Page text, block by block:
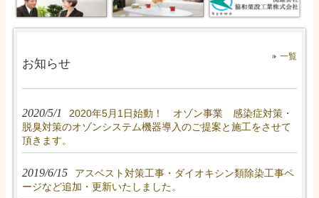
お知らせ
一覧
2020/5/1
2020年5月1日始動！ オゾン事業 感染症対策・
脱臭対策のオゾンシステム機器導入のご提案と施工をさせて
頂きます。
2019/6/15
アスベスト対策工事・ダイオキシン類除染工事ペ
ージなど追加・更新いたしました。